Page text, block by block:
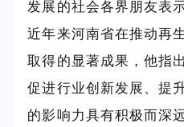
发展的社会各界朋友表
近年来河南省在推动再
取得的显著成果，他指
促进行业创新发展、提
的影响力具有积极而深